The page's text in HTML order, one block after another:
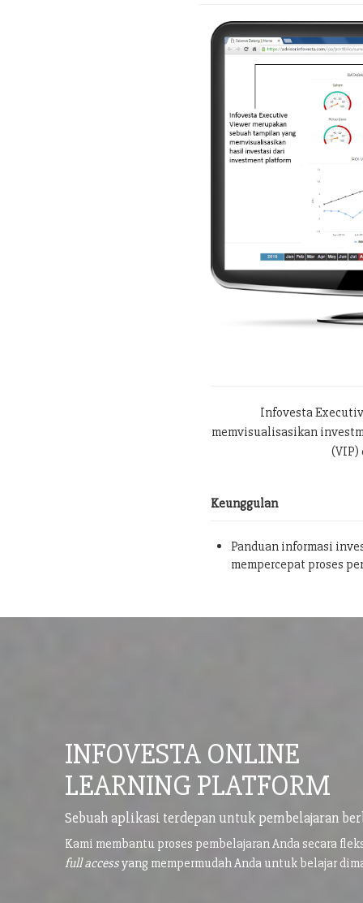
Infovesta
memvisualisasikan
(VIP)
Keunggulan
Panduan informasi
mempercepat proses
INFOVESTA ONLINE
LEARNING PLATFORM
Sebuah aplikasi terdepan untuk pembelajaran
Kami membantu proses pembelajaran Anda secara
full accessyang mempermudah Anda untuk belajar